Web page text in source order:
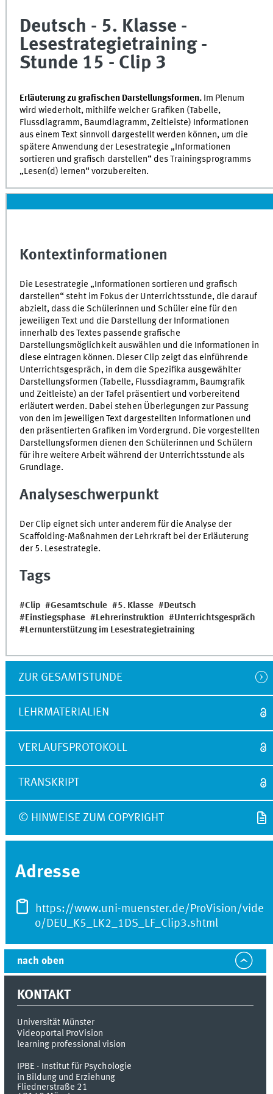
seconds
Deutsch - 5. Klasse -
Lesestrategietraining -
Stunde 15 - Clip 3
Erläuterung zu grafischen Darstellungsformen. Im Plenum
wird wiederholt, mithilfe welcher Grafiken (Tabelle,
Flussdiagramm, Baumdiagramm, Zeitleiste) Informationen
aus einem Text sinnvoll dargestellt werden können, um die
spätere Anwendung der Lesestrategie „Informationen
sortieren und grafisch darstellen“ des Trainingsprogramms
„Lesen(d) lernen“ vorzubereiten.
Kontextinformationen
Die Lesestrategie „Informationen sortieren und grafisch
darstellen“ steht im Fokus der Unterrichtsstunde, die darauf
abzielt, dass die Schülerinnen und Schüler eine für den
jeweiligen Text und die Darstellung der Informationen
innerhalb des Textes passende grafische
Darstellungsmöglichkeit auswählen und die Informationen in
diese eintragen können. Dieser Clip zeigt das einführende
Unterrichtsgespräch, in dem die Spezifika ausgewählter
Darstellungsformen (Tabelle, Flussdiagramm, Baumgrafik
und Zeitleiste) an der Tafel präsentiert und vorbereitend
erläutert werden. Dabei stehen Überlegungen zur Passung
von den im jeweiligen Text dargestellten Informationen und
den präsentierten Grafiken im Vordergrund. Die vorgestellten
Darstellungsformen dienen den Schülerinnen und Schülern
für ihre weitere Arbeit während der Unterrichtsstunde als
Grundlage.
Analyseschwerpunkt
Der Clip eignet sich unter anderem für die Analyse der
Scaffolding-Maßnahmen der Lehrkraft bei der Erläuterung
der 5. Lesestrategie.
Tags
Clip Gesamtschule 5. Klasse
Deutsch
Einstiegsphase
Lehrerinstruktion
Unterrichtsgespräch
Lernunterstützung im Lesestrategietraining
ZUR GESAMTSTUNDE
LEHRMATERIALIEN
VERLAUFSPROTOKOLL
TRANSKRIPT
© HINWEISE ZUM COPYRIGHT
Adresse
https://www.uni-muenster.de/ProVision/vide
o/DEU_K5_LK2_1DS_LF_Clip3.shtml
nach oben
KONTAKT
Universität Münster
Videoportal ProVision
learning professional vision
IPBE · Institut für Psychologie
in Bildung und Erziehung
Fliednerstraße 21